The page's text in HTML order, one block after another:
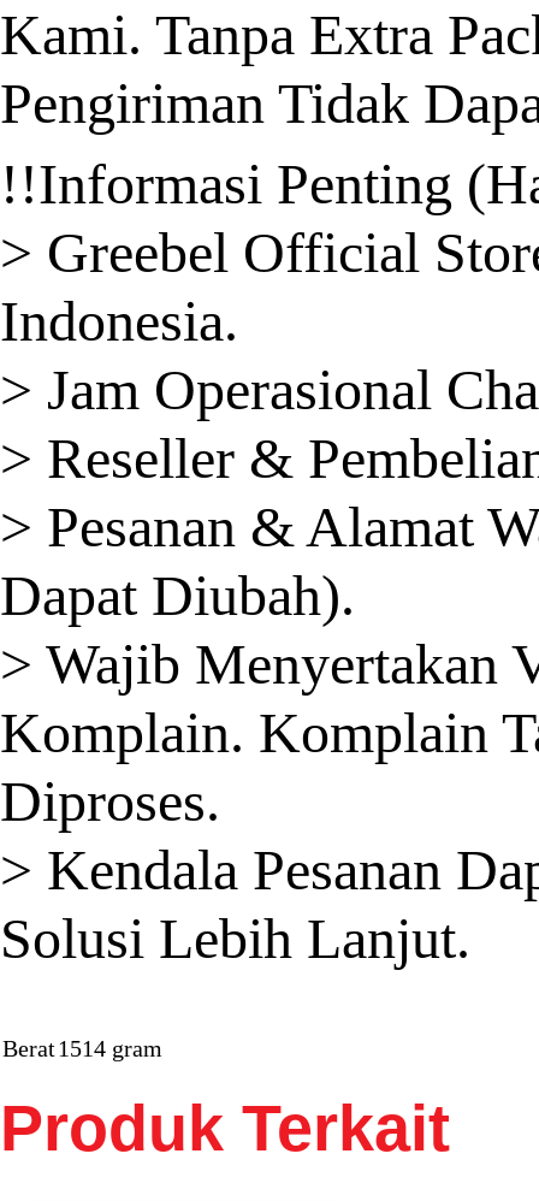
Kami. Tanpa Extra
Pengiriman Tidak
!!Informasi Penting
> Greebel Official
Indonesia.
> Jam Operasional
> Reseller &
> Pesanan & Alamat
Dapat Diubah).
> Wajib Menyertakan
Komplain. Komplain
Diproses.
> Kendala Pesanan
Solusi Lebih Lanjut.
Berat1514 gram
Produk Terkait